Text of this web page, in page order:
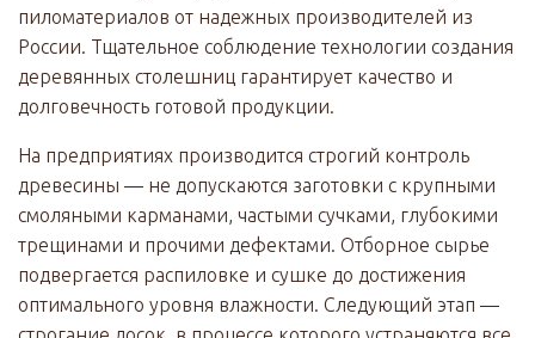
пиломатериалов от надежных производителей из
России. Тщательное соблюдение технологии создания
деревянных столешниц гарантирует качество и
долговечность готовой продукции.
На предприятиях производится строгий контроль
древесины — не допускаются заготовки с крупными
смоляными карманами, частыми сучками, глубокими
трещинами и прочими дефектами. Отборное сырье
подвергается распиловке и сушке до достижения
оптимального уровня влажности. Следующий этап —